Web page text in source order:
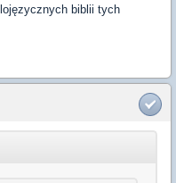
biblii tych